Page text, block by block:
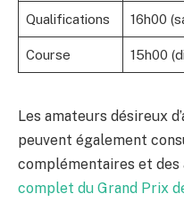
Qualifications 16h00
Course 15h00
Les amateurs désireux
peuvent également
complémentaires et des
complet du Grand Prix